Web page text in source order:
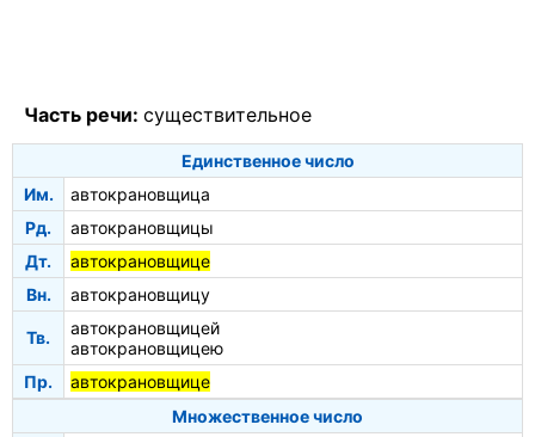
Часть речи: существительное
Единственное число
Им.
автокрановщица
Рд.
автокрановщицы
Дт.
автокрановщице
Вн.
автокрановщицу
Тв.
автокрановщицей
автокрановщицею
Пр.
автокрановщице
Множественное число